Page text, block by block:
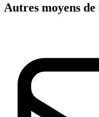
Autres moyens